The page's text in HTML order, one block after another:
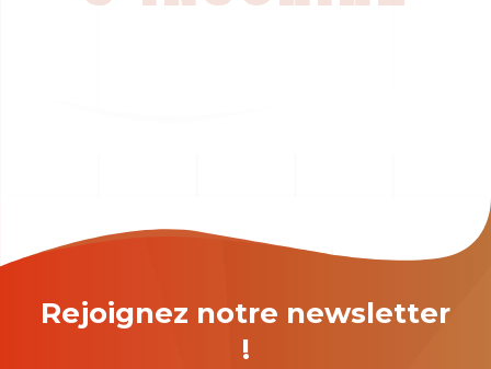
Rejoignez notre newsletter
!